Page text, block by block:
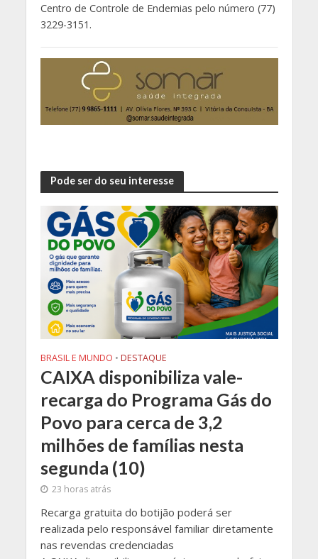
Centro de Controle de Endemias pelo número (77)
3229-3151.
Pode ser do seu interesse
BRASIL E MUNDO • DESTAQUE
CAIXA disponibiliza vale-
recarga do Programa Gás do
Povo para cerca de 3,2
milhões de famílias nesta
segunda (10)
23 horas atrás
Recarga gratuita do botijão poderá ser
realizada pelo responsável familiar diretamente
nas revendas credenciadas